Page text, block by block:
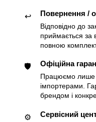
↩️ Повернення /
Відповідно до
приймається за
повною
🛡 Офіційна
Працюємо лише
імпортерами.
брендом і
⚙️ Сервісний